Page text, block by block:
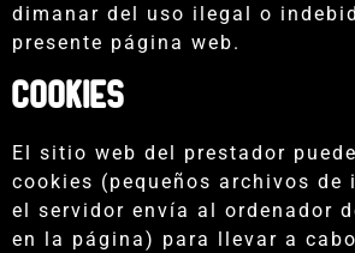
dimanar del uso ilegal o
presente página web.
COOKIES
El sitio web del prestador
cookies (pequeños archivos de
el servidor envía al ordenador
en la página) para llevar a